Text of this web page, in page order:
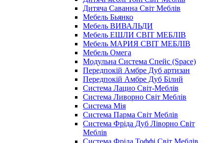
Дитяча Саванна Світ Меблів
Мебель Бьянко
Мебель ВИВАЛЬДИ
Мебель ЕШЛИ СВІТ МЕБЛІВ
Мебель МАРИЯ СВІТ МЕБЛІВ
Мебель Омега
Модульна Cистема Спейс (Space)
Передпокій Амбре Дуб артизан
Передпокій Амбре Дуб Білий
Система Лацио Світ-Меблів
Система Ливорно Світ Меблів
Система Мія
Система Парма Свiт Меблiв
Система Фріда Дуб Ліворно Світ
Меблів